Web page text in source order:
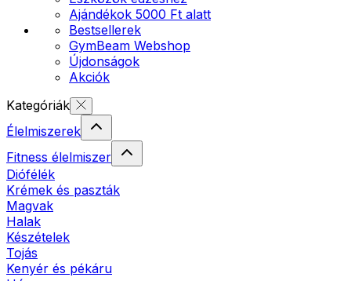
Ajándékok 5000 Ft alatt
Bestsellerek
GymBeam Webshop
Újdonságok
Akciók
Kategóriák
Élelmiszerek
Fitness élelmiszer
Diófélék
Krémek és paszták
Magvak
Halak
Készételek
Tojás
Kenyér és pékáru